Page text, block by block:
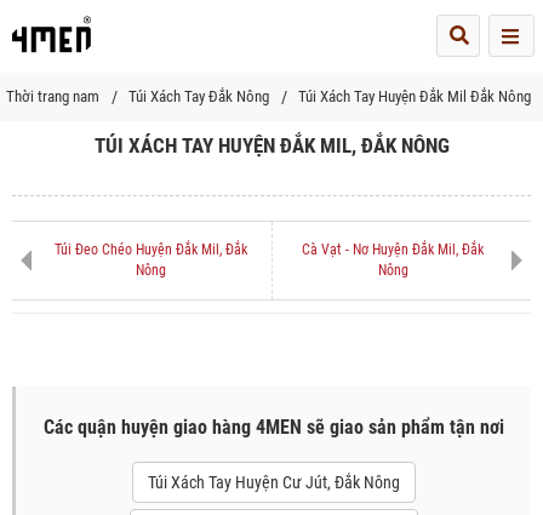
Thời trang nam Túi Xách Tay Đắk Nông Túi Xách Tay Huyện Đắk Mil Đắk Nông
TÚI XÁCH TAY HUYỆN ĐẮK MIL, ĐẮK NÔNG
Túi Đeo Chéo Huyện Đắk Mil, Đắk
Nông
Cà Vạt - Nơ Huyện Đắk Mil, Đắk
Nông
Các quận huyện giao hàng 4MEN sẽ giao sản phẩm tận nơi
Túi Xách Tay Huyện Cư Jút, Đắk Nông